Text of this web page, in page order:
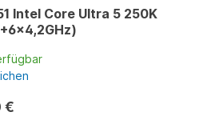
Intel Core Ultra 5 250K
€